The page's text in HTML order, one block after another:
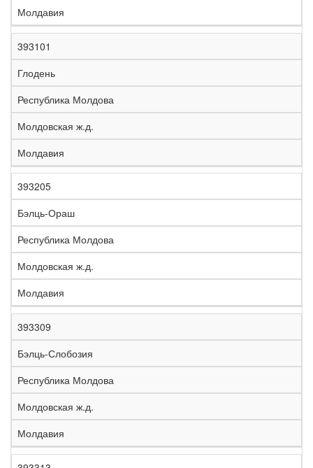
Молдавия
393101
Глодень
Республика Молдова
Молдовская ж.д.
Молдавия
393205
Бэлць-Ораш
Республика Молдова
Молдовская ж.д.
Молдавия
393309
Бэлць-Слобозия
Республика Молдова
Молдовская ж.д.
Молдавия